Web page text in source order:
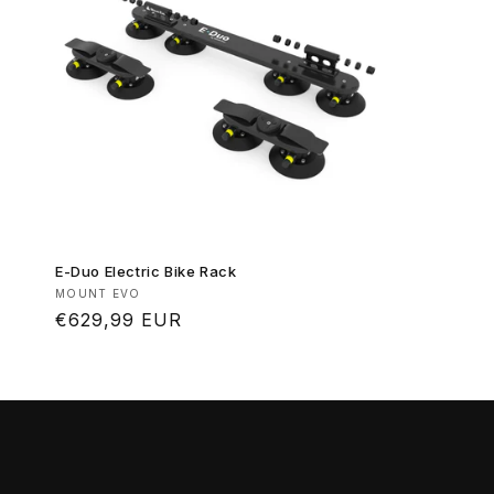
E-Duo Electric Bike Rack
Produttore:
MOUNT EVO
Prezzo
€629,99 EUR